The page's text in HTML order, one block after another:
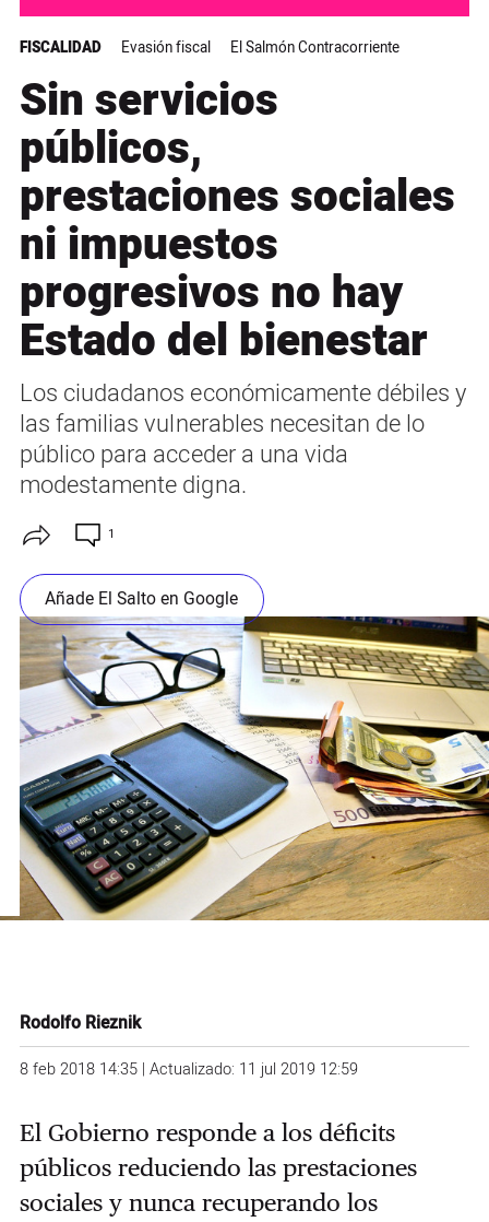
FISCALIDAD Evasión fiscal El Salmón Contracorriente
Sin servicios
públicos,
prestaciones sociales
ni impuestos
progresivos no hay
Estado del bienestar
Los ciudadanos económicamente débiles y
las familias vulnerables necesitan de lo
público para acceder a una vida
modestamente digna.
1
Añade El Salto en Google
Rodolfo Rieznik
8 feb 2018 14:35 | Actualizado: 11 jul 2019 12:59
El Gobierno responde a los déficits
públicos reduciendo las prestaciones
sociales y nunca recuperando los